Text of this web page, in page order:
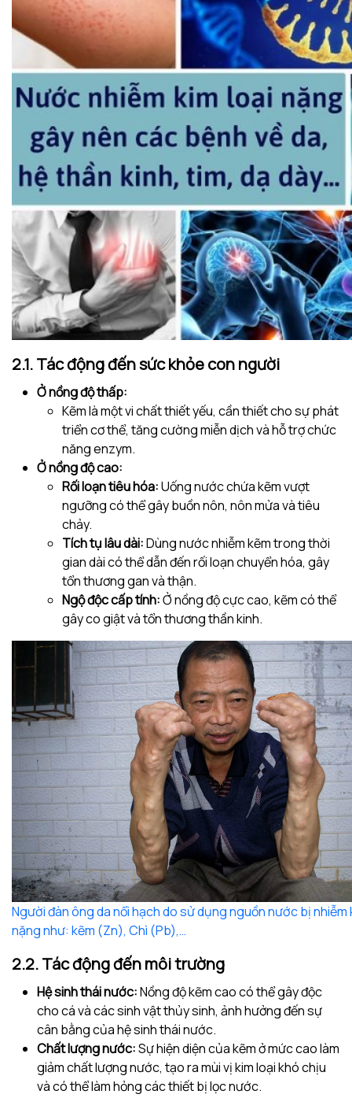
2.1. Tác động đến sức khỏe con người
Ở nồng độ thấp:
Kẽm là một vi chất thiết yếu, cần thiết cho sự phát
triển cơ thể, tăng cường miễn dịch và hỗ trợ chức
năng enzym.
Ở nồng độ cao:
Rối loạn tiêu hóa:Uống nước chứa kẽm vượt
ngưỡng có thể gây buồn nôn, nôn mửa và tiêu
chảy.
Tích tụ lâu dài:Dùng nước nhiễm kẽm trong thời
gian dài có thể dẫn đến rối loạn chuyển hóa, gây
tổn thương gan và thận.
Ngộ độc cấp tính:Ở nồng độ cực cao, kẽm có thể
gây co giật và tổn thương thần kinh.
Người đàn ông da nổi hạch do sử dụng nguồn nước bị nhiễm
nặng như: kẽm (Zn), Chì (Pb),…
2.2. Tác động đến môi trường
Hệ sinh thái nước:Nồng độ kẽm cao có thể gây độc
cho cá và các sinh vật thủy sinh, ảnh hưởng đến sự
cân bằng của hệ sinh thái nước.
Chất lượng nước:Sự hiện diện của kẽm ở mức cao làm
giảm chất lượng nước, tạo ra mùi vị kim loại khó chịu
và có thể làm hỏng các thiết bị lọc nước.